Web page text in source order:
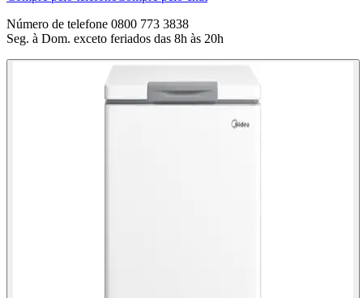
Número de telefone 0800 773 3838
Seg. à Dom. exceto feriados das 8h às 20h